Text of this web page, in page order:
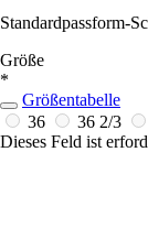
Standardpassform-
Größe
*
Größentabelle
36
36 2/3
Dieses Feld ist